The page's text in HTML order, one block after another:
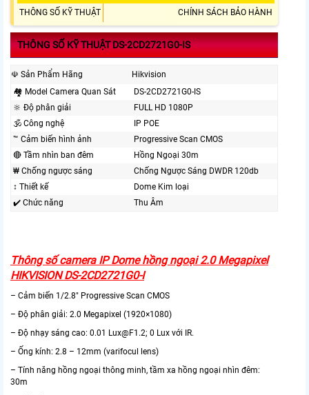
THÔNG SỐ KỸ THUẬT CHÍNH SÁCH BẢO HÀNH
THÔNG SỐ KỸ THUẬT DS-2CD2721G0-IS
☫ Sản Phẩm Hãng
Hikvision
🏘 Model Camera Quan Sát
DS-2CD2721G0-IS
🔆 Độ phân giải
FULL HD 1080P
🕉️ Công nghệ
IP POE
™️ Cảm biến hình ảnh
Progressive Scan CMOS
🔴 Tầm nhìn ban đêm
Hồng Ngoại 30m
₩ Chống ngược sáng
Chống Ngược Sáng DWDR 120db
↕️ Thiết kế
Dome Kim loại
✔️ Chức năng
Thu Âm
Thông số camera IP Dome hồng ngoại 2.0 Megapixel
HIKVISION DS-2CD2721G0-I
– Cảm biến 1/2.8" Progressive Scan CMOS
– Độ phân giải: 2.0 Megapixel (1920×1080)
– Độ nhạy sáng cao: 0.01 Lux@F1.2; 0 Lux với IR.
– Ống kính: 2.8 – 12mm (varifocul lens)
– Tính năng hồng ngoại thông minh, tầm xa hồng ngoại nhìn đêm:
30m